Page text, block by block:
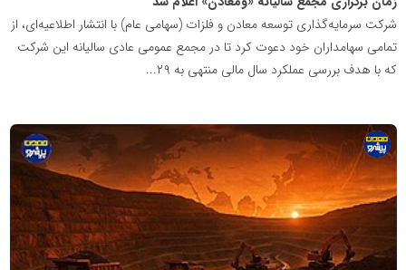
شرکت سرمایه‌گذاری توسعه معادن و فلزات (سهامی عام) با انتشار اطلاعیه‌ای، از
تمامی سهامداران خود دعوت کرد تا در مجمع عمومی عادی سالیانه این شرکت
که با هدف بررسی عملکرد سال مالی منتهی به ۲۹...
پایگاه
اطلاع
رسانی
پیشرو